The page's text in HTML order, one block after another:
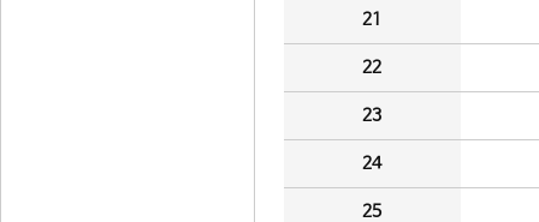
21
22
23
24
25